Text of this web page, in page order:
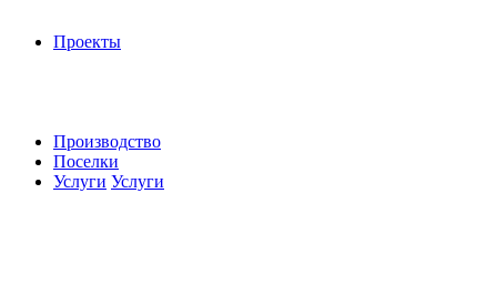
Проекты
Производство
Поселки
Услуги Услуги